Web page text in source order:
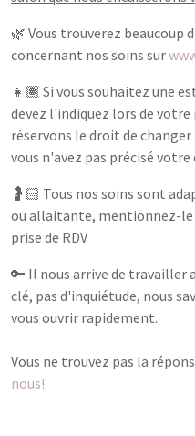
🌿 Vous trouverez
concernant nos soins sur
👧🏽 Si vous souhaitez une
devez l'indiquez lors de votre
réservons le droit de
vous n'avez pas précisé votre
🤰🏻 Tous nos soins sont
ou allaitante, mentionnez-
prise de RDV
🔑 Il nous arrive de travailler
clé, pas d'inquiétude, nous
vous ouvrir rapidement.
Vous ne trouvez pas la
nous!